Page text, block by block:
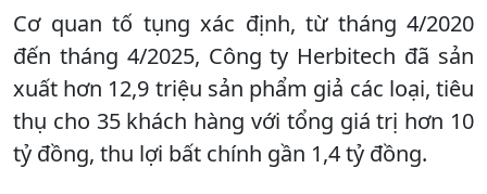
Cơ quan tố tụng xác định, từ tháng 4/2020
đến tháng 4/2025, Công ty Herbitech đã sản
xuất hơn 12,9 triệu sản phẩm giả các loại, tiêu
thụ cho 35 khách hàng với tổng giá trị hơn 10
tỷ đồng, thu lợi bất chính gần 1,4 tỷ đồng.